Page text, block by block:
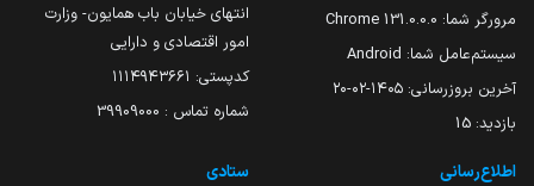
مرورگر شما: 131.0.0.0 Chrome
سیستم‌عامل شما: Android
آخرین بروزرسانی: ۱۴۰۵-۰۲-۲۰
بازدید: 15
انتهای خیابان باب همایون- وزارت
امور اقتصادی و دارایی
کدپستی: ۱۱۱۴۹۴۳۶۶۱
شماره تماس : 39909000
اطلاع‌رسانی ستادی